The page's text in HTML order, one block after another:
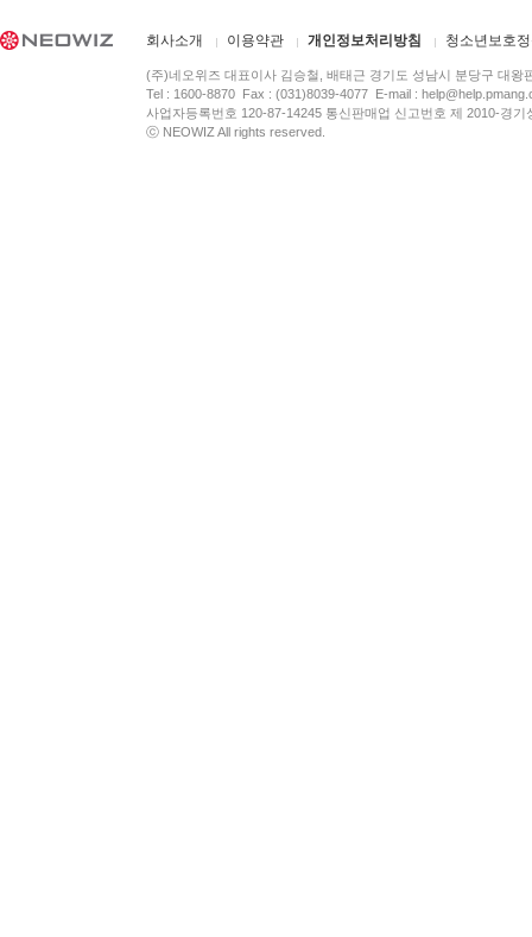
회사소개 이용약관 개인정보처리방침 청소년보호
(주)네오위즈 대표이사 김승철, 배태근 경기도 성남시 분당구 대왕
Tel : 1600-8870 Fax : (031)8039-4077 E-mail :
사업자등록번호 120-87-14245 통신판매업 신고번호 제 2010-경
ⓒ NEOWIZ All rights reserved.